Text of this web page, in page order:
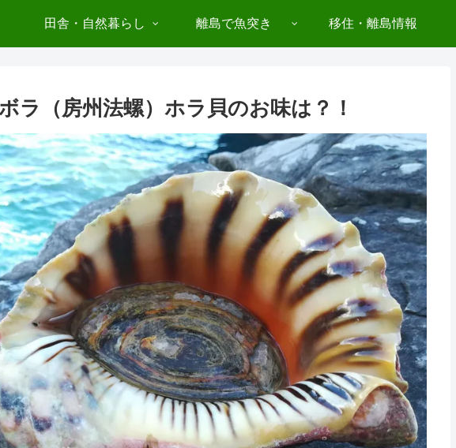
田舎・自然暮らし 離島で魚突き 移住・離島情報
ラ（房州法螺）ホラ貝のお味は？！